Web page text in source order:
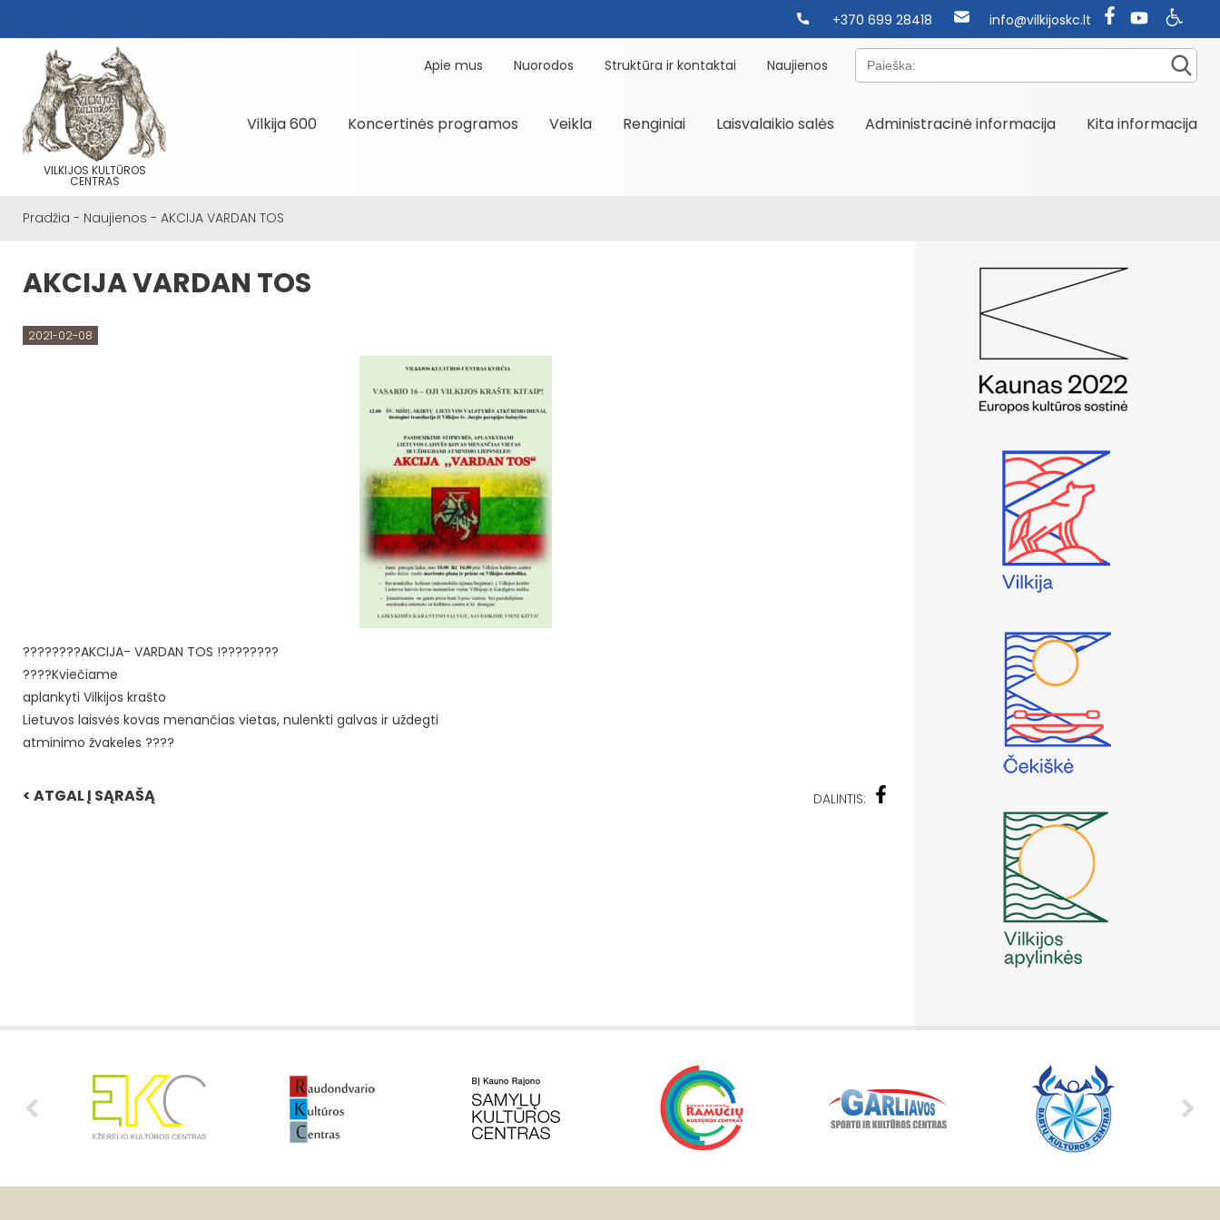
+370 699 28418 info@vilkijoskc.lt
VILKIJOS KULTŪROS
CENTRAS
Apie mus Nuorodos Struktūra ir kontaktai Naujienos Paieška:
Vilkija 600 Koncertinės programos Veikla Renginiai Laisvalaikio salės Administracinė informacija Kita informacija
Pradžia - Naujienos - AKCIJA VARDAN TOS
AKCIJA VARDAN TOS
2021-02-08
????????AKCIJA- VARDAN TOS !????????
????Kviečiame
aplankyti Vilkijos krašto
Lietuvos laisvės kovas menančias vietas, nulenkti galvas ir uždegti
atminimo žvakeles ????
< ATGAL Į SĄRAŠĄ DALINTIS: